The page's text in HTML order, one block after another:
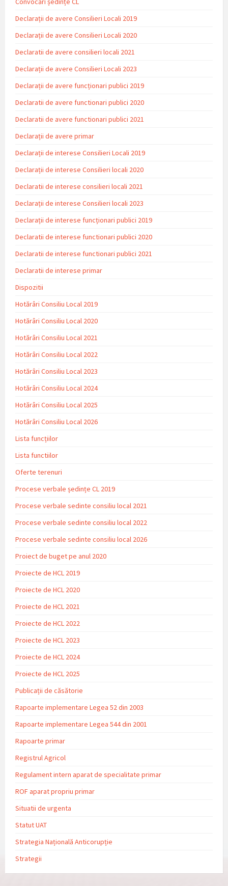
Declarații de avere Consilieri Locali 2019
Declarații de avere Consilieri Locali 2020
Declaratii de avere consilieri locali 2021
Declarații de avere Consilieri Locali 2023
Declarații de avere funcționari publici 2019
Declaratii de avere functionari publici 2020
Declaratii de avere functionari publici 2021
Declarații de avere primar
Declarații de interese Consilieri Locali 2019
Declarații de interese Consilieri locali 2020
Declaratii de interese consilieri locali 2021
Declarații de interese Consilieri locali 2023
Declarații de interese funcționari publici 2019
Declaratii de interese functionari publici 2020
Declaratii de interese functionari publici 2021
Declaratii de interese primar
Dispozitii
Hotărâri Consiliu Local 2019
Hotărâri Consiliu Local 2020
Hotărâri Consiliu Local 2021
Hotărâri Consiliu Local 2022
Hotărâri Consiliu Local 2023
Hotărâri Consiliu Local 2024
Hotărâri Consiliu Local 2025
Hotărâri Consiliu Local 2026
Lista funcțiilor
Lista functiilor
Oferte terenuri
Procese verbale ședințe CL 2019
Procese verbale sedinte consiliu local 2021
Procese verbale sedinte consiliu local 2022
Procese verbale sedinte consiliu local 2026
Proiect de buget pe anul 2020
Proiecte de HCL 2019
Proiecte de HCL 2020
Proiecte de HCL 2021
Proiecte de HCL 2022
Proiecte de HCL 2023
Proiecte de HCL 2024
Proiecte de HCL 2025
Publicații de căsătorie
Rapoarte implementare Legea 52 din 2003
Rapoarte implementare Legea 544 din 2001
Rapoarte primar
Registrul Agricol
Regulament intern aparat de specialitate primar
ROF aparat propriu primar
Situatii de urgenta
Statut UAT
Strategia Națională Anticorupție
Strategii